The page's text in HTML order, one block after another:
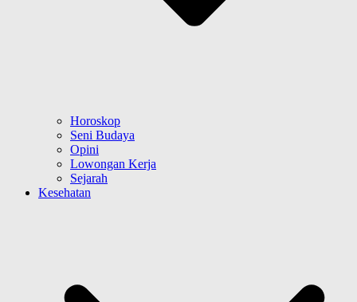
Horoskop
Seni Budaya
Opini
Lowongan Kerja
Sejarah
Kesehatan